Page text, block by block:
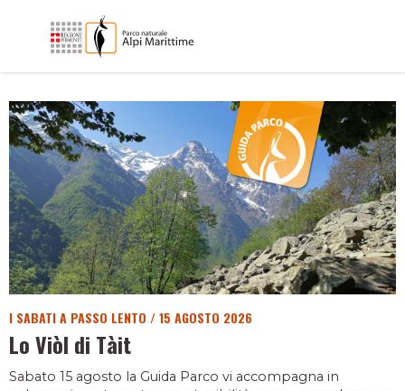
I SABATI A PASSO LENTO /15 AGOSTO 2026
Lo Viòl di Tàit
Sabato 15 agosto la Guida Parco vi accompagna in